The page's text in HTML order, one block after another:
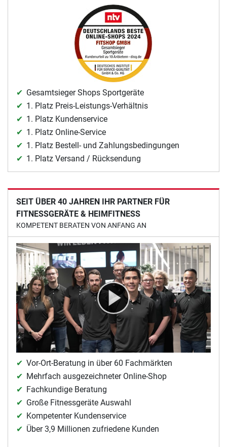
Gesamtsieger Shops Sportgeräte
1. Platz Preis-Leistungs-Verhältnis
1. Platz Kundenservice
1. Platz Online-Service
1. Platz Bestell- und Zahlungsbedingungen
1. Platz Versand / Rücksendung
SEIT ÜBER 40 JAHREN IHR PARTNER FÜR
FITNESSGERÄTE & HEIMFITNESS
KOMPETENT BERATEN VON ANFANG AN
Vor-Ort-Beratung in über 60 Fachmärkten
Mehrfach ausgezeichneter Online-Shop
Fachkundige Beratung
Große Fitnessgeräte Auswahl
Kompetenter Kundenservice
Über 3,9 Millionen zufriedene Kunden